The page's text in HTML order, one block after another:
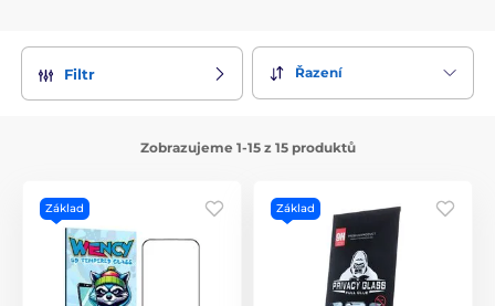
Filtr Řazení
Zobrazujeme 1-15 z 15 produktů
Základ Základ